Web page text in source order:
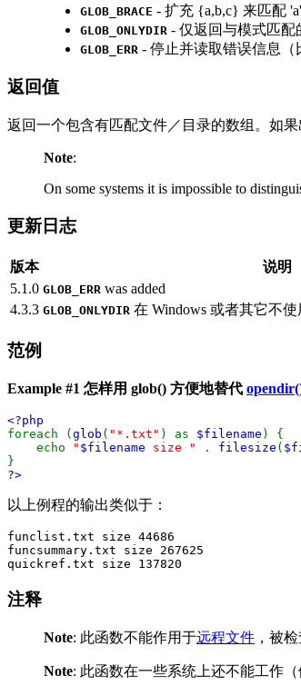
GLOB_BRACE - 扩充 {a,b,c} 来匹配
GLOB_ONLYDIR - 仅返回与模式匹配
GLOB_ERR - 停止并读取错误信息
返回值
返回一个包含有匹配文件／目录的数组。如果
Note:
On some systems it is impossible to
更新日志
版本
说明
5.1.0 GLOB_ERR was added
4.3.3 GLOB_ONLYDIR 在 Windows 或者其它不
范例
Example #1 怎样用 glob() 方便地替代
<?php
foreach ( glob ( "*.txt" ) as $filename ) {
echo
" $filename size " . filesize (
}
?>
以上例程的输出类似于：
funclist.txt size 44686
funcsummary.txt size 267625
注释
Note: 此函数不能作用于远程文件 ，被
Note: 此函数在一些系统上还不能工作（